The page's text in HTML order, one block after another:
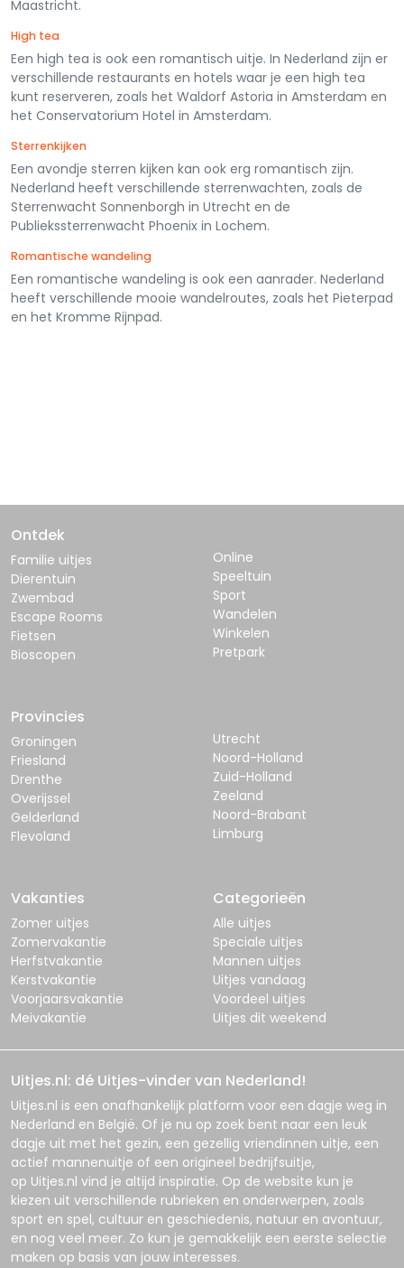
Maastricht.
High tea
Een high tea is ook een romantisch uitje. In Nederland zijn er
verschillende restaurants en hotels waar je een high tea
kunt reserveren, zoals het Waldorf Astoria in Amsterdam en
het Conservatorium Hotel in Amsterdam.
Sterrenkijken
Een avondje sterren kijken kan ook erg romantisch zijn.
Nederland heeft verschillende sterrenwachten, zoals de
Sterrenwacht Sonnenborgh in Utrecht en de
Publiekssterrenwacht Phoenix in Lochem.
Romantische wandeling
Een romantische wandeling is ook een aanrader. Nederland
heeft verschillende mooie wandelroutes, zoals het Pieterpad
en het Kromme Rijnpad.
Ontdek
Familie uitjes
Dierentuin
Zwembad
Escape Rooms
Fietsen
Bioscopen
Online
Speeltuin
Sport
Wandelen
Winkelen
Pretpark
Provincies
Groningen
Friesland
Drenthe
Overijssel
Gelderland
Flevoland
Utrecht
Noord-Holland
Zuid-Holland
Zeeland
Noord-Brabant
Limburg
Vakanties
Zomer uitjes
Zomervakantie
Herfstvakantie
Kerstvakantie
Voorjaarsvakantie
Meivakantie
Categorieën
Alle uitjes
Speciale uitjes
Mannen uitjes
Uitjes vandaag
Voordeel uitjes
Uitjes dit weekend
Uitjes.nl: dé Uitjes-vinder van Nederland!
Uitjes.nl is een onafhankelijk platform voor een dagje weg in
Nederland en België. Of je nu op zoek bent naar een leuk
dagje uit met het gezin, een gezellig vriendinnen uitje, een
actief mannenuitje of een origineel bedrijfsuitje,
op Uitjes.nl vind je altijd inspiratie. Op de website kun je
kiezen uit verschillende rubrieken en onderwerpen, zoals
sport en spel, cultuur en geschiedenis, natuur en avontuur,
en nog veel meer. Zo kun je gemakkelijk een eerste selectie
maken op basis van jouw interesses.